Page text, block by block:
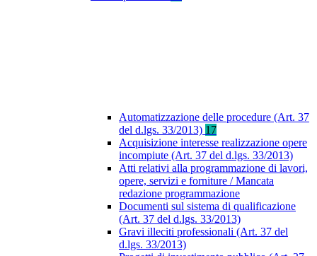
Automatizzazione delle procedure (Art. 37
del d.lgs. 33/2013) 17
Acquisizione interesse realizzazione opere
incompiute (Art. 37 del d.lgs. 33/2013)
Atti relativi alla programmazione di lavori,
opere, servizi e forniture / Mancata
redazione programmazione
Documenti sul sistema di qualificazione
(Art. 37 del d.lgs. 33/2013)
Gravi illeciti professionali (Art. 37 del
d.lgs. 33/2013)